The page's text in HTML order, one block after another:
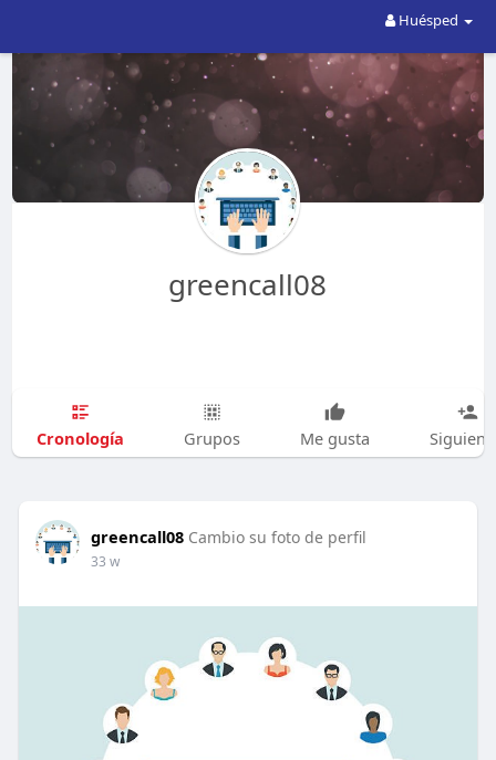
Huésped
greencall08
Cronología Grupos Me gusta
greencall08 Cambio su foto de perfil
33 w